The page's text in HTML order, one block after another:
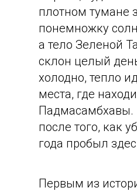
плотном тумане
понемножку
а тело Зеленой
склон целый
холодно, тепло
места, где
Падмасамбхавы.
после того, как
года пробыл
Первым из